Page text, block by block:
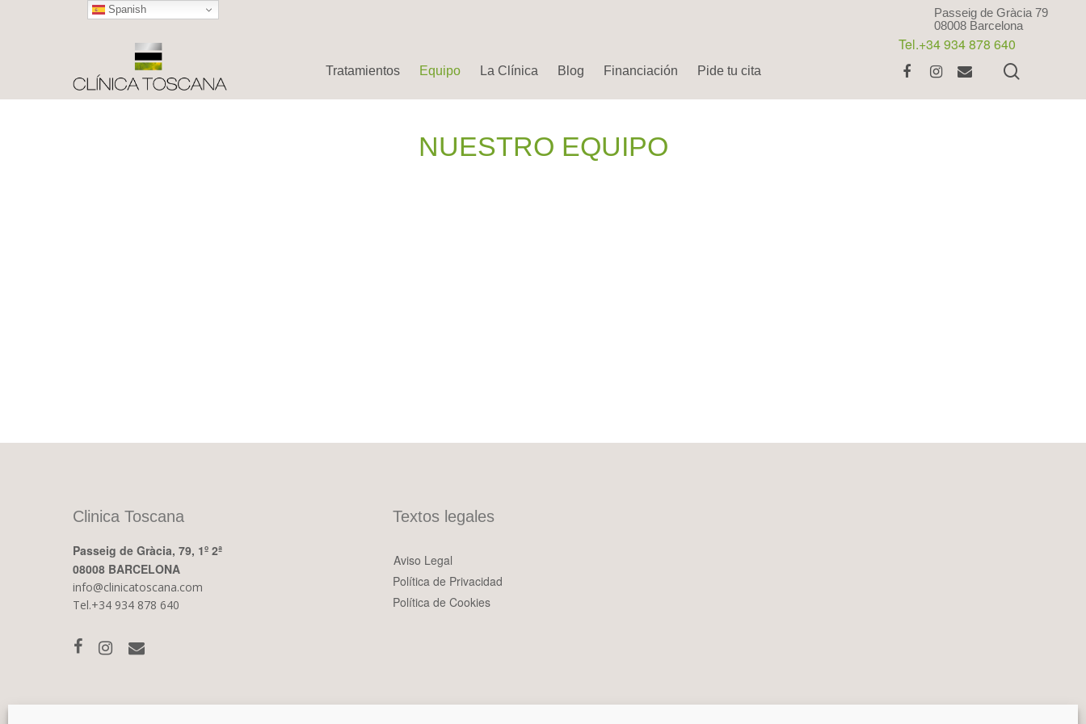
Passeig de Gràcia 79
08008 Barcelona
Tratamientos Equipo La Clínica Blog Financiación Pide tu cita
Tel.+34 934 878 640
NUESTRO EQUIPO
Clinica Toscana
Passeig de Gràcia, 79, 1º 2ª
08008 BARCELONA
info@clinicatoscana.com
Tel.+34 934 878 640
Textos legales
Aviso Legal
Política de Privacidad
Política de Cookies
Spanish